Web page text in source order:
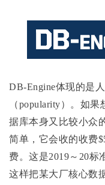
DB-Engine体现的是
（popularity）。如
据库本身又比较小众
简单，它会收的收费
费。这是2019～20标
这样把某大厂核心数